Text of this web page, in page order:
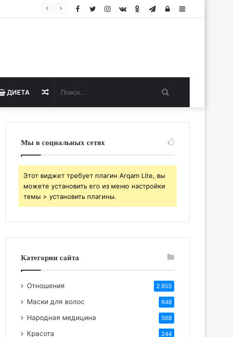
Sidebar
Авторизация
Telegram
Одноклассники
vk.com
Instagram
Twitter
Facebook
ДИЕТА Случайная
статья
Мы в социальных сетях
Этот виджет требует плагин Arqam Lite, вы
можете установить его из меню настройки
темы > установить плагины.
Категории сайта
Отношения 2 855
Маски для волос 648
Народная медицина 568
Красота 244